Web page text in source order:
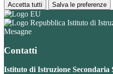
Accetta tutti Salva le preferenze
Istituto di
Mesagne
Contatti
Istituto di Istruzione Secondaria